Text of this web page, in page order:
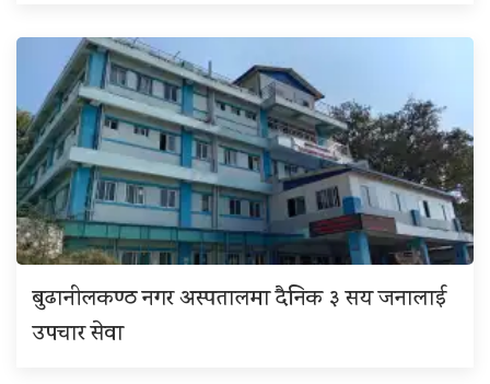
बुढानीलकण्ठ नगर अस्पतालमा दैनिक ३ सय जनालाई
उपचार सेवा